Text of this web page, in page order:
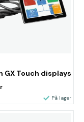
GX Touch displays
På lager